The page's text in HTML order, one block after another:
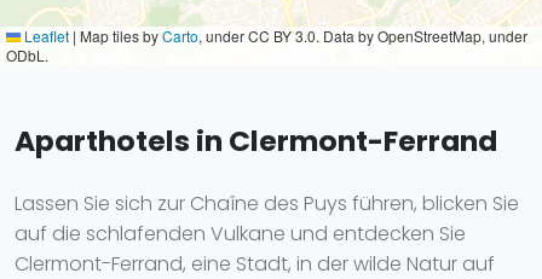
Leaflet | Map tiles byCarto, under CC BY 3.0. Data by OpenStreetMap, under
ODbL.
Aparthotels in Clermont-Ferrand
Lassen Sie sich zur Chaîne des Puys führen, blicken Sie
auf die schlafenden Vulkane und entdecken Sie
Clermont-Ferrand, eine Stadt, in der wilde Natur auf